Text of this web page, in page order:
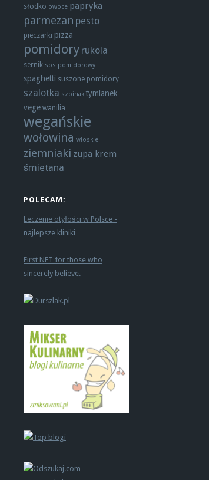
słodko owoce papryka
parmezan pesto
pieczarki pizza
pomidory rukola
sernik sos pomidorowy
spaghetti suszone pomidory
szalotka szpinak tymianek
vege wanilia
wegańskie
wołowina włoskie
ziemniaki zupa krem
śmietana
POLECAM:
Leczenie otyłości w Polsce -
najlepsze kliniki
First NFT for those who
sincerely believe.